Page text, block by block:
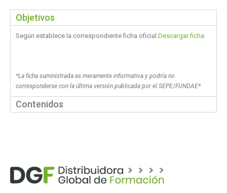
Objetivos
Según establece la correspondiente ficha oficial.Descargar ficha
*La ficha suministrada es meramente informativa y podría no
corresponderse con la última versión publicada por el SEPE/FUNDAE*
Contenidos